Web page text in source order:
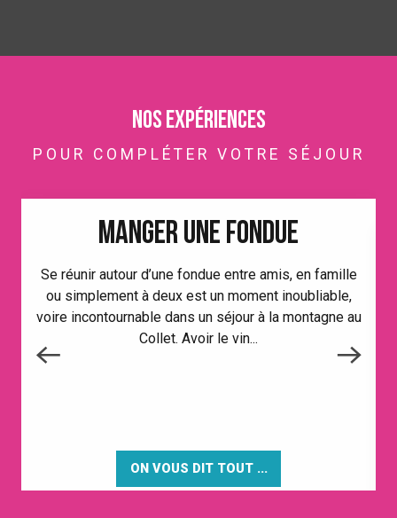
Nos expériences
POUR COMPLÉTER VOTRE SÉJOUR
MANGER UNE FONDUE
Se réunir autour d’une fondue entre amis, en famille
ou simplement à deux est un moment inoubliable,
voire incontournable dans un séjour à la montagne au
Collet. Avoir le vin...
ON VOUS DIT TOUT ...